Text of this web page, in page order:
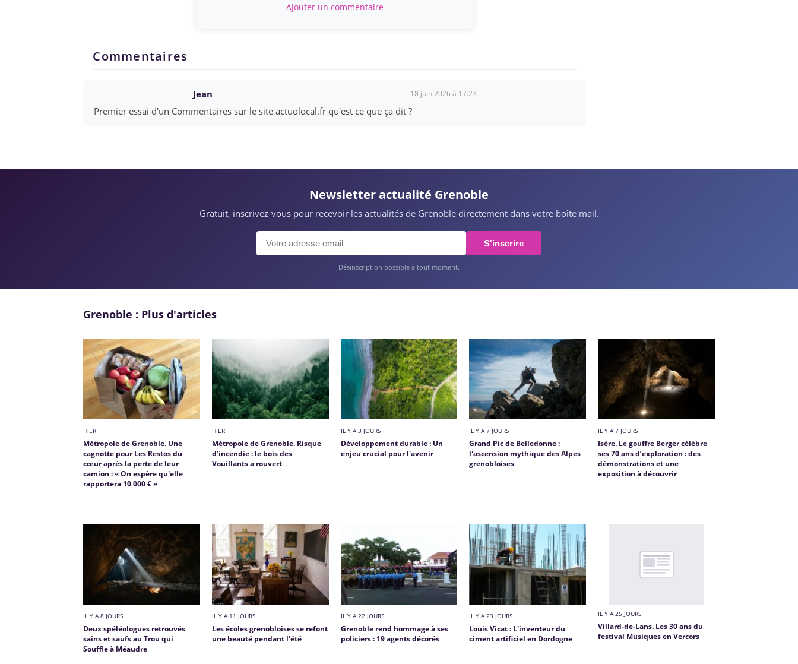
Ajouter un commentaire
Commentaires
Jean 18 juin 2026 à 17:23
Premier essai d'un Commentaires sur le site actuolocal.fr qu'est ce que ça dit ?
Newsletter actualité Grenoble
Gratuit, inscrivez-vous pour recevoir les actualités de Grenoble directement dans votre boîte mail.
S'inscrire
Désinscription possible à tout moment.
Grenoble : Plus d'articles
HIER
Métropole de Grenoble. Une
cagnotte pour Les Restos du
cœur après la perte de leur
camion : « On espère qu'elle
rapportera 10 000 € »
HIER
Métropole de Grenoble. Risque
d’incendie : le bois des
Vouillants a rouvert
IL Y A 3 JOURS
Développement durable : Un
enjeu crucial pour l'avenir
IL Y A 7 JOURS
Grand Pic de Belledonne :
l'ascension mythique des Alpes
grenobloises
IL Y A 7 JOURS
Isère. Le gouffre Berger célèbre
ses 70 ans d’exploration : des
démonstrations et une
exposition à découvrir
IL Y A 8 JOURS
Deux spéléologues retrouvés
sains et saufs au Trou qui
Souffle à Méaudre
IL Y A 11 JOURS
Les écoles grenobloises se refont
une beauté pendant l'été
IL Y A 22 JOURS
Grenoble rend hommage à ses
policiers : 19 agents décorés
IL Y A 23 JOURS
Louis Vicat : L'inventeur du
ciment artificiel en Dordogne
IL Y A 25 JOURS
Villard-de-Lans. Les 30 ans du
festival Musiques en Vercors